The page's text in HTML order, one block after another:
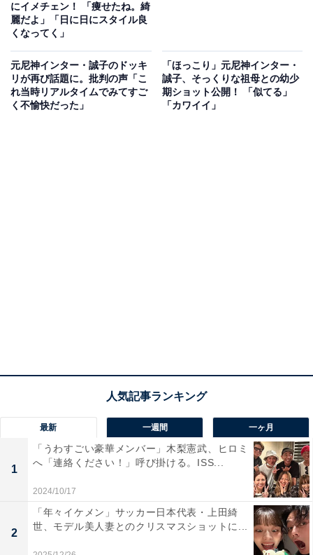
にイメチェン！ 「痩せたね。綺
麗だよ」「日に日にスタイル良
くなってく」
元尼神インター・誠子のドッキ
リが再び話題に。批判の声「こ
れ当時リアルタイムでみてすご
く不愉快だった」
「ほっこり」元尼神インター・
誠子、そっくりな祖母との幼少
期ショット公開！ 「似てる」
「カワイイ」
最新 一週間 一ヶ月
1
「うわすごい豪華メンバー」木梨憲武、ヒロミ
へ「連絡ください！」呼び掛ける。ISS...
2024/10/17
2
「年々イケメン」サッカー日本代表・上田綺
世、モデル美人妻とのクリスマスショットに...